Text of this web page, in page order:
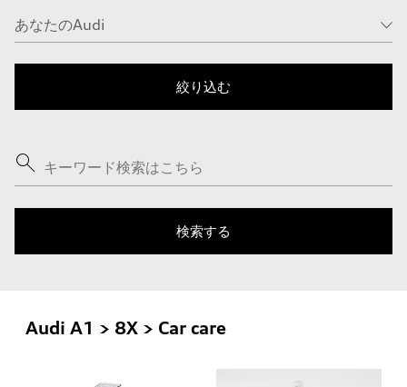
Audi A1 > 8X > Car care